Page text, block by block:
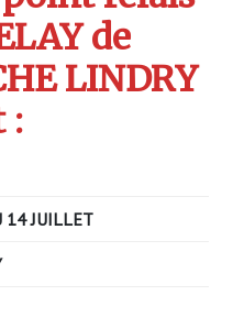
de
LINDRY
:
14 JUILLET